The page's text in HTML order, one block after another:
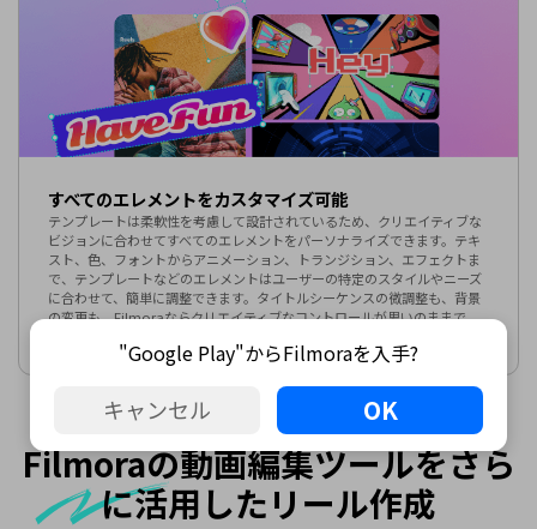
すべてのエレメントをカスタマイズ可能
テンプレートは柔軟性を考慮して設計されているため、クリエイティブな
ビジョンに合わせてすべてのエレメントをパーソナライズできます。テキ
スト、色、フォントからアニメーション、トランジション、エフェクトま
で、テンプレートなどのエレメントはユーザーの特定のスタイルやニーズ
に合わせて、簡単に調整できます。タイトルシーケンスの微調整も、背景
の変更も、Filmoraならクリエイティブなコントロールが思いのままで
Filmoraの動画編集ツールをさら
に活用したリール作成
"Google Play"からFilmoraを入手?
キャンセル OK